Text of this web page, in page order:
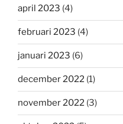
april 2023 (4)
februari 2023 (4)
januari 2023 (6)
december 2022 (1)
november 2022 (3)